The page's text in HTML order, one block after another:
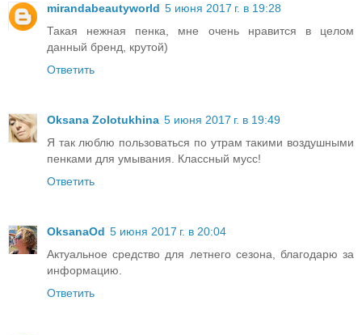
mirandabeautyworld 5 июня 2017 г. в 19:28
Такая нежная пенка, мне очень нравится в целом
данный бренд, крутой)
Ответить
Oksana Zolotukhina 5 июня 2017 г. в 19:49
Я так люблю пользоваться по утрам такими воздушными
пенками для умывания. Классный мусс!
Ответить
OksanaOd 5 июня 2017 г. в 20:04
Актуальное средство для летнего сезона, благодарю за
информацию.
Ответить